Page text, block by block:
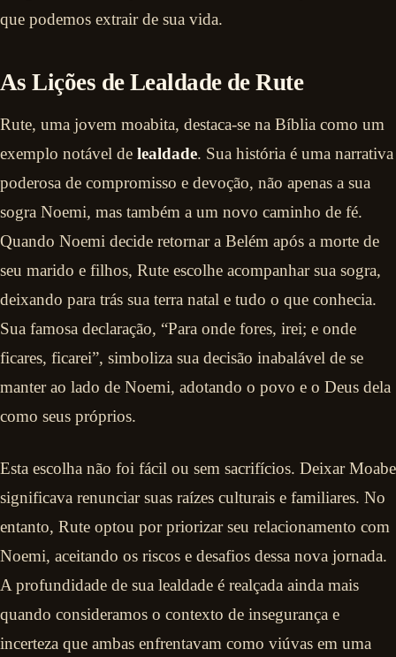
que podemos extrair de sua vida.
As Lições de Lealdade de Rute
Rute, uma jovem moabita, destaca-se na Bíblia como um
exemplo notável de lealdade. Sua história é uma narrativa
poderosa de compromisso e devoção, não apenas a sua
sogra Noemi, mas também a um novo caminho de fé.
Quando Noemi decide retornar a Belém após a morte de
seu marido e filhos, Rute escolhe acompanhar sua sogra,
deixando para trás sua terra natal e tudo o que conhecia.
Sua famosa declaração, “Para onde fores, irei; e onde
ficares, ficarei”, simboliza sua decisão inabalável de se
manter ao lado de Noemi, adotando o povo e o Deus dela
como seus próprios.
Esta escolha não foi fácil ou sem sacrifícios. Deixar Moabe
significava renunciar suas raízes culturais e familiares. No
entanto, Rute optou por priorizar seu relacionamento com
Noemi, aceitando os riscos e desafios dessa nova jornada.
A profundidade de sua lealdade é realçada ainda mais
quando consideramos o contexto de insegurança e
incerteza que ambas enfrentavam como viúvas em uma